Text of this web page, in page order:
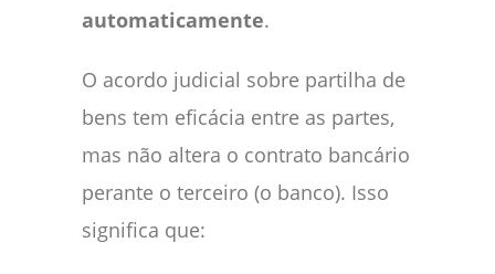
automaticamente.
O acordo judicial sobre partilha de
bens tem eficácia entre as partes,
mas não altera o contrato bancário
perante o terceiro (o banco). Isso
significa que: